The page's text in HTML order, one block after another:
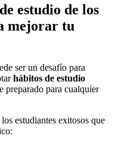
estudio de los
mejorar tu
ser un desafío para
hábitos de estudio
preparado para cualquier
los estudiantes exitosos que